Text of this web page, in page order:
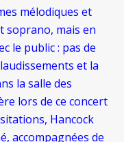
mélodiques et
soprano, mais en
le public : pas de
et la
la salle des
lors de ce concert
Hancock
accompagnées de